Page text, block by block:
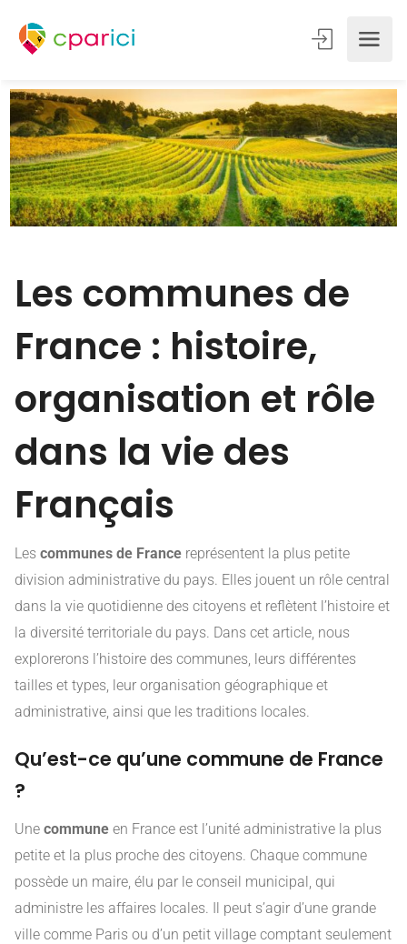
Les communes de
France : histoire,
organisation et rôle
dans la vie des
Français
Les communes de France représentent la plus petite
division administrative du pays. Elles jouent un rôle central
dans la vie quotidienne des citoyens et reflètent l’histoire et
la diversité territoriale du pays. Dans cet article, nous
explorerons l’histoire des communes, leurs différentes
tailles et types, leur organisation géographique et
administrative, ainsi que les traditions locales.
Qu’est-ce qu’une commune de France
?
Une commune en France est l’unité administrative la plus
petite et la plus proche des citoyens. Chaque commune
possède un maire, élu par le conseil municipal, qui
administre les affaires locales. Il peut s’agir d’une grande
ville comme Paris ou d’un petit village comptant seulement